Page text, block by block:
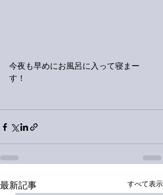
今夜も早めにお風呂に入って寝まー
す！
最新記事 すべて表示